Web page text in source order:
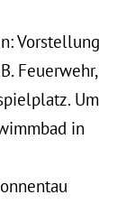
Vorstellung
Feuerwehr,
Um
in